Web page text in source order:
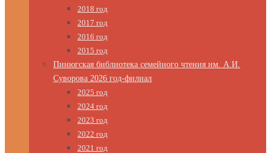
2018 год
2017 год
2016 год
2015 год
Пинюгская библиотека семейного чтения им. А.И.
Суворова 2026 год-филиал
2025 год
2024 год
2023 год
2022 год
2021 год